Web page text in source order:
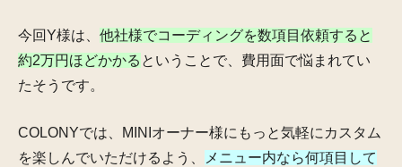
今回Y様は、 他社様でコーディングを数項目依頼すると
約2万円ほどかかる ということで、費用面で悩まれてい
たそうです。
COLONYでは、MINIオーナー様にもっと気軽にカスタム
を楽しんでいただけるよう、
メニュー内なら何項目して